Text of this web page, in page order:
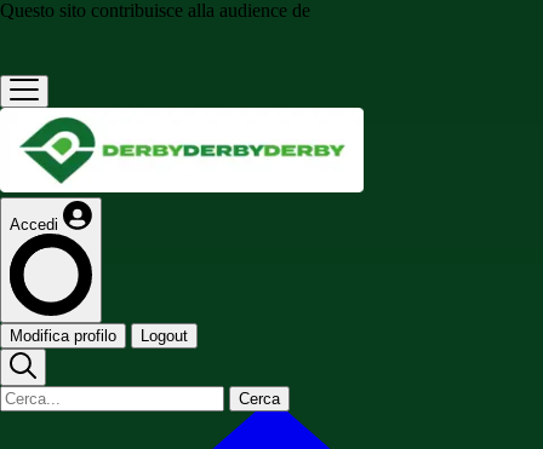
Questo sito contribuisce alla audience de
Accedi
Modifica profilo Logout
Cerca